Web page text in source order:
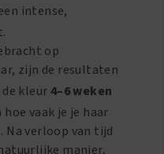
intense,
op
zijn de resultaten
kleur4–6 weken
vaak je je haar
Na verloop van tijd
manier,